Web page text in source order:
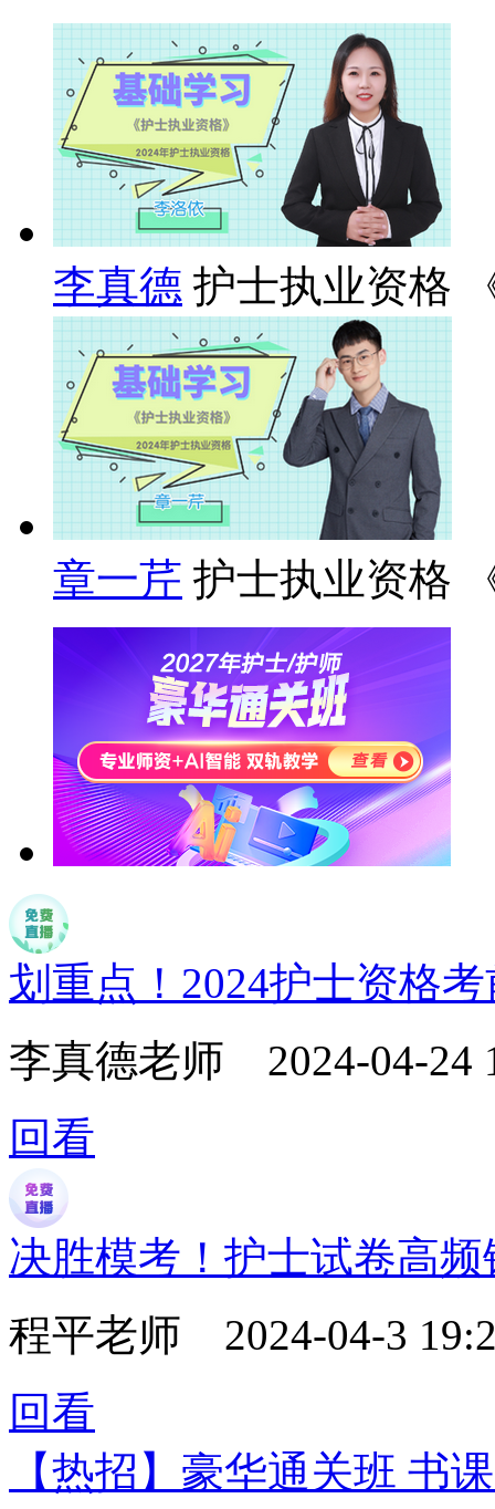
李真德 护士执业资格
章一芹 护士执业资格
划重点！2024护士资格
李真德老师 2024-04-24
回看
决胜模考！护士试卷高
程平老师 2024-04-3
回看
【热招】豪华通关班 书